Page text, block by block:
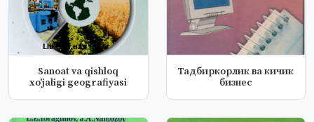
Sanoat va qishloq
xo'jaligi geografiyasi
Тадбиркорлик ва кичик
бизнес